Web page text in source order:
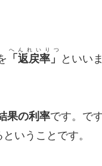
「返戻率」
へんれいりつ
といい
果の利率です。で
いうことです。